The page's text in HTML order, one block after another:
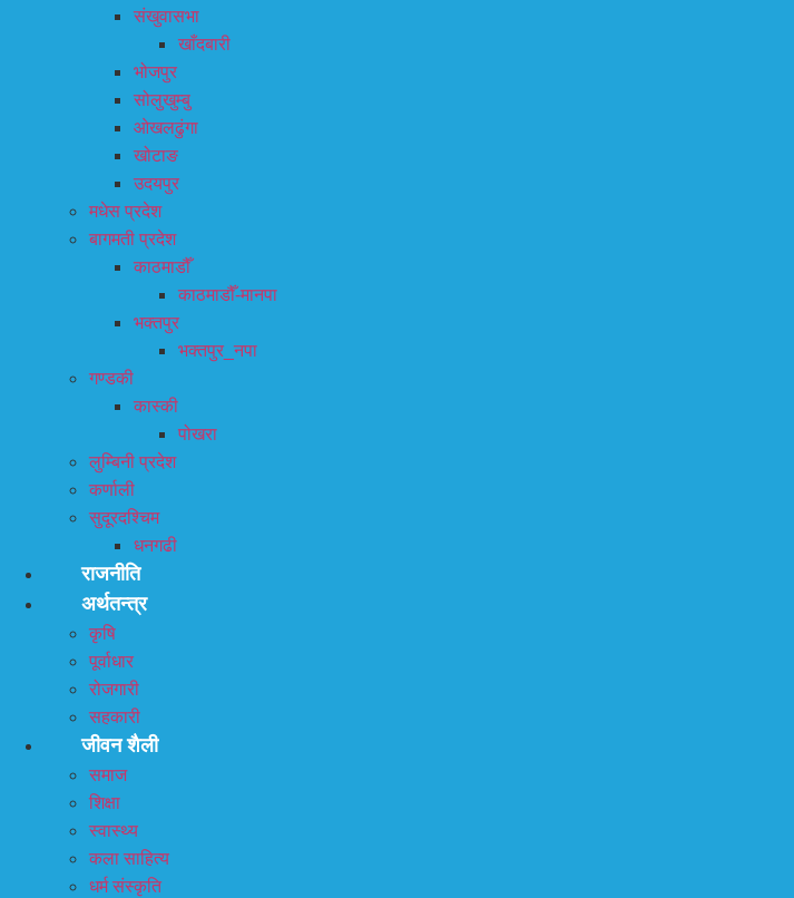
संखुवासभा
खाँदबारी
भोजपुर
सोलुखुम्बु
ओखलढुंगा
खोटाङ
उदयपुर
मधेस प्रदेश
बागमती प्रदेश
काठमाडौँ
काठमाडौँ-मानपा
भक्तपुर
भक्तपुर_नपा
गण्डकी
कास्की
पोखरा
लुम्बिनी प्रदेश
कर्णाली
सुदूरदश्चिम
धनगढी
राजनीति
अर्थतन्त्र
कृषि
पूर्वाधार
रोजगारी
सहकारी
जीवन शैली
समाज
शिक्षा
स्वास्थ्य
कला साहित्य
धर्म संस्कृति